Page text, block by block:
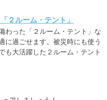
２ルーム・テント」
わった「２ルーム・テント」な
に過ごせます。被災時にも使う
も大活躍した２ルーム・テント